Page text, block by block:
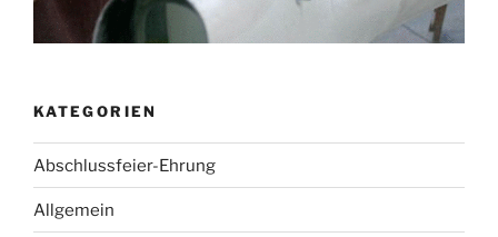
KATEGORIEN
Abschlussfeier-Ehrung
Allgemein